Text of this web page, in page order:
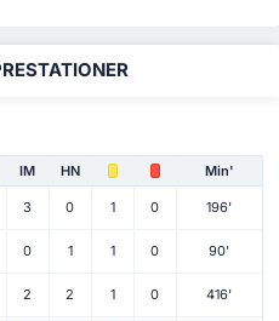
IM HN Min'
3 0 1 0 196'
0 1 1 0 90'
2 2 1 0 416'